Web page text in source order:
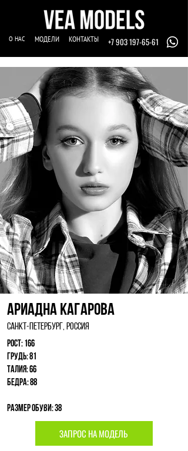
О НАС МОДЕЛИ КОНТАКТЫ +7 903 197-65-61
Ариадна Кагарова
Санкт-Петербург, Россия
Рост: 166
Грудь: 81
Талия: 66
Бедра: 88
Размер обуви: 38
ЗАПРОС НА МОДЕЛЬ